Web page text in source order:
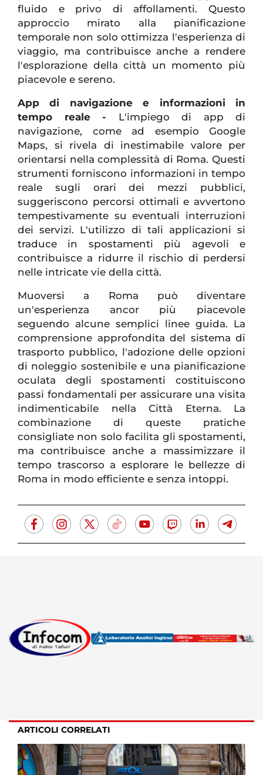
fluido e privo di affollamenti. Questo
approccio mirato alla pianificazione
temporale non solo ottimizza l'esperienza di
viaggio, ma contribuisce anche a rendere
l'esplorazione della città un momento più
piacevole e sereno.
App di navigazione e informazioni in
tempo reale - L'impiego di app di
navigazione, come ad esempio Google
Maps, si rivela di inestimabile valore per
orientarsi nella complessità di Roma. Questi
strumenti forniscono informazioni in tempo
reale sugli orari dei mezzi pubblici,
suggeriscono percorsi ottimali e avvertono
tempestivamente su eventuali interruzioni
dei servizi. L'utilizzo di tali applicazioni si
traduce in spostamenti più agevoli e
contribuisce a ridurre il rischio di perdersi
nelle intricate vie della città.
Muoversi a Roma può diventare
un'esperienza ancor più piacevole
seguendo alcune semplici linee guida. La
comprensione approfondita del sistema di
trasporto pubblico, l'adozione delle opzioni
di noleggio sostenibile e una pianificazione
oculata degli spostamenti costituiscono
passi fondamentali per assicurare una visita
indimenticabile nella Città Eterna. La
combinazione di queste pratiche
consigliate non solo facilita gli spostamenti,
ma contribuisce anche a massimizzare il
tempo trascorso a esplorare le bellezze di
Roma in modo efficiente e senza intoppi.
ARTICOLI CORRELATI